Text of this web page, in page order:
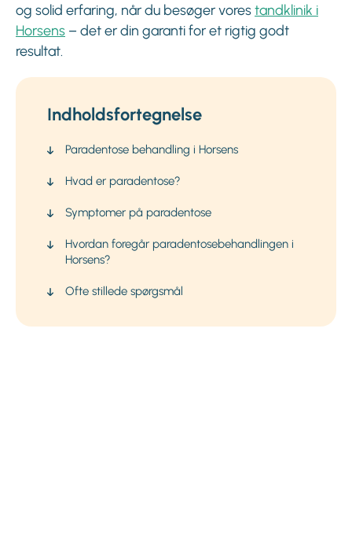
og solid erfaring, når du besøger vorestandklinik i
Horsens – det er din garanti for et rigtig godt
resultat.
Indholdsfortegnelse
Paradentose behandling i Horsens
Hvad er paradentose?
Symptomer på paradentose
Hvordan foregår paradentosebehandlingen i
Horsens?
Ofte stillede spørgsmål